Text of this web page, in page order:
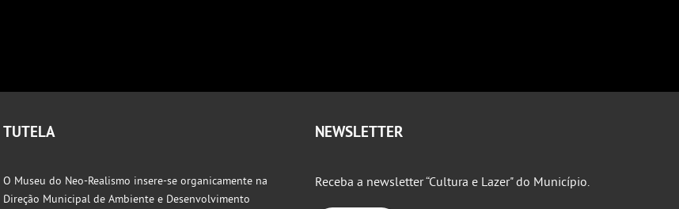
TUTELA
O Museu do Neo-Realismo insere-se organicamente na
Direção Municipal de Ambiente e Desenvolvimento
NEWSLETTER
Receba a newsletter “Cultura e Lazer" do Município.